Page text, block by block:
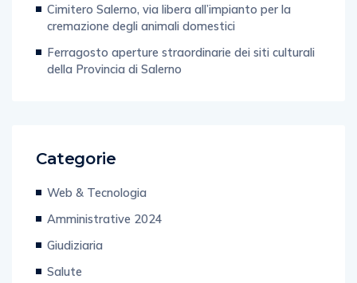
Cimitero Salerno, via libera all’impianto per la
cremazione degli animali domestici
Ferragosto aperture straordinarie dei siti culturali
della Provincia di Salerno
Categorie
Web & Tecnologia
Amministrative 2024
Giudiziaria
Salute